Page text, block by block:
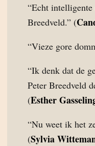
“Echt intelligente
Breedveld.” (
“Vieze gore
“Ik denk dat de
Peter Breedveld
(Esther
“Nu weet ik het
(Sylvia